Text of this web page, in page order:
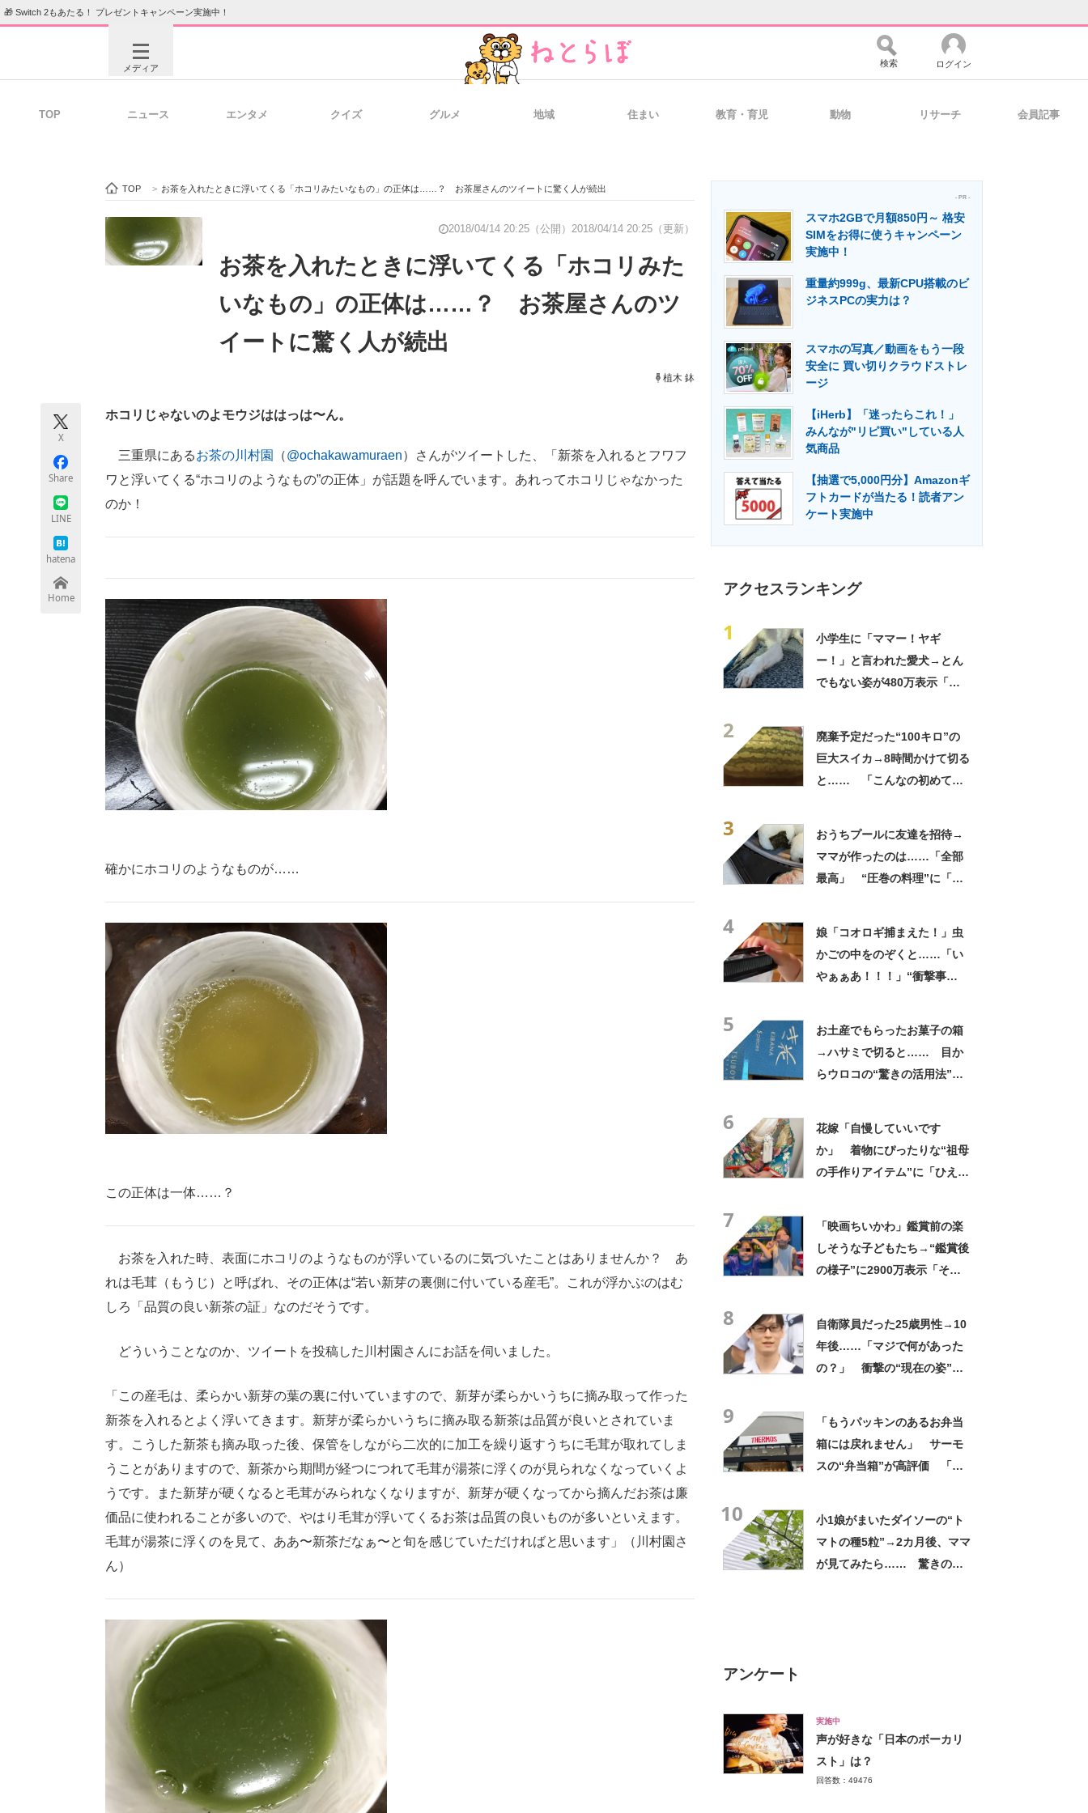
🎁 Switch 2もあたる！ プレゼントキャンペーン実施中！
メディア
ビジネスと働き方のヒント 経営リーダーのコミュニティ マーケ×ITの今がよく分かる
ITエンジニア向け専門サイト 企業向けIT製品の総合サイト IT製品の技術・比較・事例 製造業のIT導入・活用を支援
エネルギーの専門メディア 建設×テクノロジーの最前線
ちょっと気になるネットの話題
検索 ログイン
TOP ニュース エンタメ クイズ グルメ 地域 住まい 教育・育児 動物 リサーチ 会員記事
TOP > お茶を入れたときに浮いてくる「ホコリみたいなもの」の正体は……？ お茶屋さんのツイートに驚く人が続出
2018/04/14 20:25（公開） 2018/04/14 20:25（更新）
お茶を入れたときに浮いてくる「ホコリみた
いなもの」の正体は……？ お茶屋さんのツ
イートに驚く人が続出
植木 鉢
X
Share
LINE
hatena
Home
ホコリじゃないのよモウジははっは〜ん。
三重県にあるお茶の川村園 （@ochakawamuraen）さんがツイートした、「新茶を入れるとフワフ
ワと浮いてくる“ホコリのようなもの”の正体」が話題を呼んでいます。あれってホコリじゃなかった
のか！
確かにホコリのようなものが……
この正体は一体……？
お茶を入れた時、表面にホコリのようなものが浮いているのに気づいたことはありませんか？ あ
れは毛茸（もうじ）と呼ばれ、その正体は“若い新芽の裏側に付いている産毛”。これが浮かぶのはむ
しろ「品質の良い新茶の証」なのだそうです。
どういうことなのか、ツイートを投稿した川村園さんにお話を伺いました。
「この産毛は、柔らかい新芽の葉の裏に付いていますので、新芽が柔らかいうちに摘み取って作った
新茶を入れるとよく浮いてきます。新芽が柔らかいうちに摘み取る新茶は品質が良いとされていま
す。こうした新茶も摘み取った後、保管をしながら二次的に加工を繰り返すうちに毛茸が取れてしま
うことがありますので、新茶から期間が経つにつれて毛茸が湯茶に浮くのが見られなくなっていくよ
うです。また新芽が硬くなると毛茸がみられなくなりますが、新芽が硬くなってから摘んだお茶は廉
価品に使われることが多いので、やはり毛茸が浮いてくるお茶は品質の良いものが多いといえます。
毛茸が湯茶に浮くのを見て、ああ〜新茶だなぁ〜と旬を感じていただければと思います」（川村園さ
ん）
- PR -
スマホ2GBで月額850円～ 格安
SIMをお得に使うキャンペーン
実施中！
重量約999g、最新CPU搭載のビ
ジネスPCの実力は？
スマホの写真／動画をもう一段
安全に 買い切りクラウドストレ
ージ
【iHerb】「迷ったらこれ！」
みんなが"リピ買い"している人
気商品
【抽選で5,000円分】Amazonギ
フトカードが当たる！読者アン
ケート実施中
アクセスランキング
1
小学生に「ママー！ヤギ
ー！」と言われた愛犬→とん
でもない姿が480万表示「ど
2
廃棄予定だった“100キロ”の
巨大スイカ→8時間かけて切る
と…… 「こんなの初めて見
3
おうちプールに友達を招待→
ママが作ったのは……「全部
最高」 “圧巻の料理”に「う
4
娘「コオロギ捕まえた！」虫
かごの中をのぞくと……「い
やぁぁあ！！！」“衝撃事
5
お土産でもらったお菓子の箱
→ハサミで切ると…… 目か
らウロコの“驚きの活用法”に
6
花嫁「自慢していいです
か」 着物にぴったりな“祖母
の手作りアイテム”に「ひえ
7
「映画ちいかわ」鑑賞前の楽
しそうな子どもたち→“鑑賞後
の様子”に2900万表示「そう
8
自衛隊員だった25歳男性→10
年後……「マジで何があった
の？」 衝撃の“現在の姿”が
9
「もうパッキンのあるお弁当
箱には戻れません」 サーモ
スの“弁当箱”が高評価 「想
10
小1娘がまいたダイソーの“ト
マトの種5粒”→2カ月後、ママ
が見てみたら…… 驚きの光
アンケート
実施中
声が好きな「日本のボーカリ
スト」は？
回答数：49476